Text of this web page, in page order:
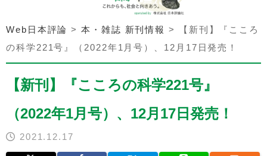
Web日本評論 >本・雑誌 新刊情報 >
【新刊】『こころ
の科学221号』（2022年1月号）、12月17日発売！
【新刊】『こころの科学221号』
（2022年1月号）、12月17日発売！
2021.12.17